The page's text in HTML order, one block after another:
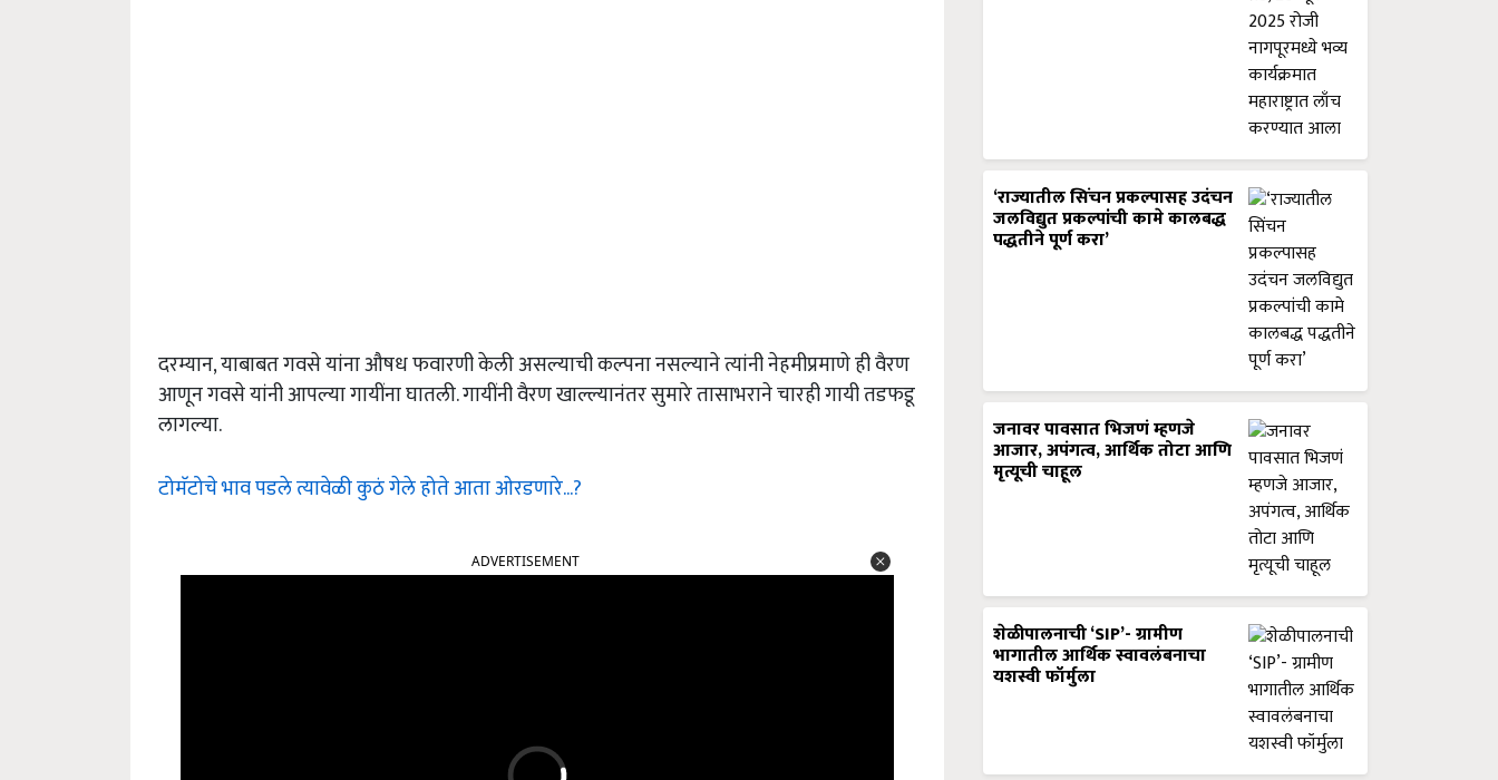
दरम्यान, याबाबत गवसे यांना औषध फवारणी केली असल्याची कल्पना नसल्याने त्यांनी नेहमीप्रमाणे ही वैरण
आणून गवसे यांनी आपल्या गायींना घातली. गायींनी वैरण खाल्ल्यानंतर सुमारे तासाभराने चारही गायी तडफडू
लागल्या.
टोमॅटोचे भाव पडले त्यावेळी कुठं गेले होते आता ओरडणारे...?
‘राज्यातील सिंचन प्रकल्पासह उदंचन
जलविद्युत प्रकल्पांची कामे कालबद्ध
पद्धतीने पूर्ण करा’
जनावर पावसात भिजणं म्हणजे
आजार, अपंगत्व, आर्थिक तोटा आणि
मृत्यूची चाहूल
शेळीपालनाची ‘SIP’- ग्रामीण
भागातील आर्थिक स्वावलंबनाचा
यशस्वी फॉर्मुला